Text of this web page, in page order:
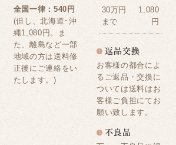
全国一律：540円
(但し、北海道･沖
縄1,080円。ま
た、離島など一部
地域の方は送料修
正後にご連絡をい
たします。)
30万円
まで
1,080
円
お客様の都合によ
るご返品・交換に
ついては送料はお
客様ご負担にてお
願い致します。